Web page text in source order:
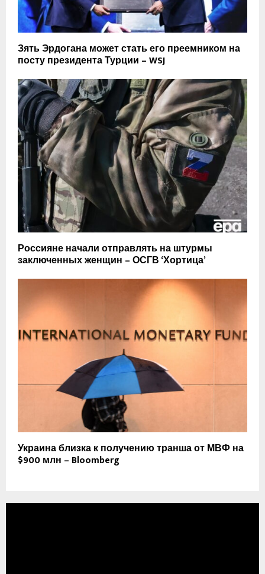
Зять Эрдогана может стать его преемником на
посту президента Турции – WSJ
Россияне начали отправлять на штурмы
заключенных женщин – ОСГВ ‘Хортица’
Украина близка к получению транша от МВФ на
$900 млн – Bloomberg